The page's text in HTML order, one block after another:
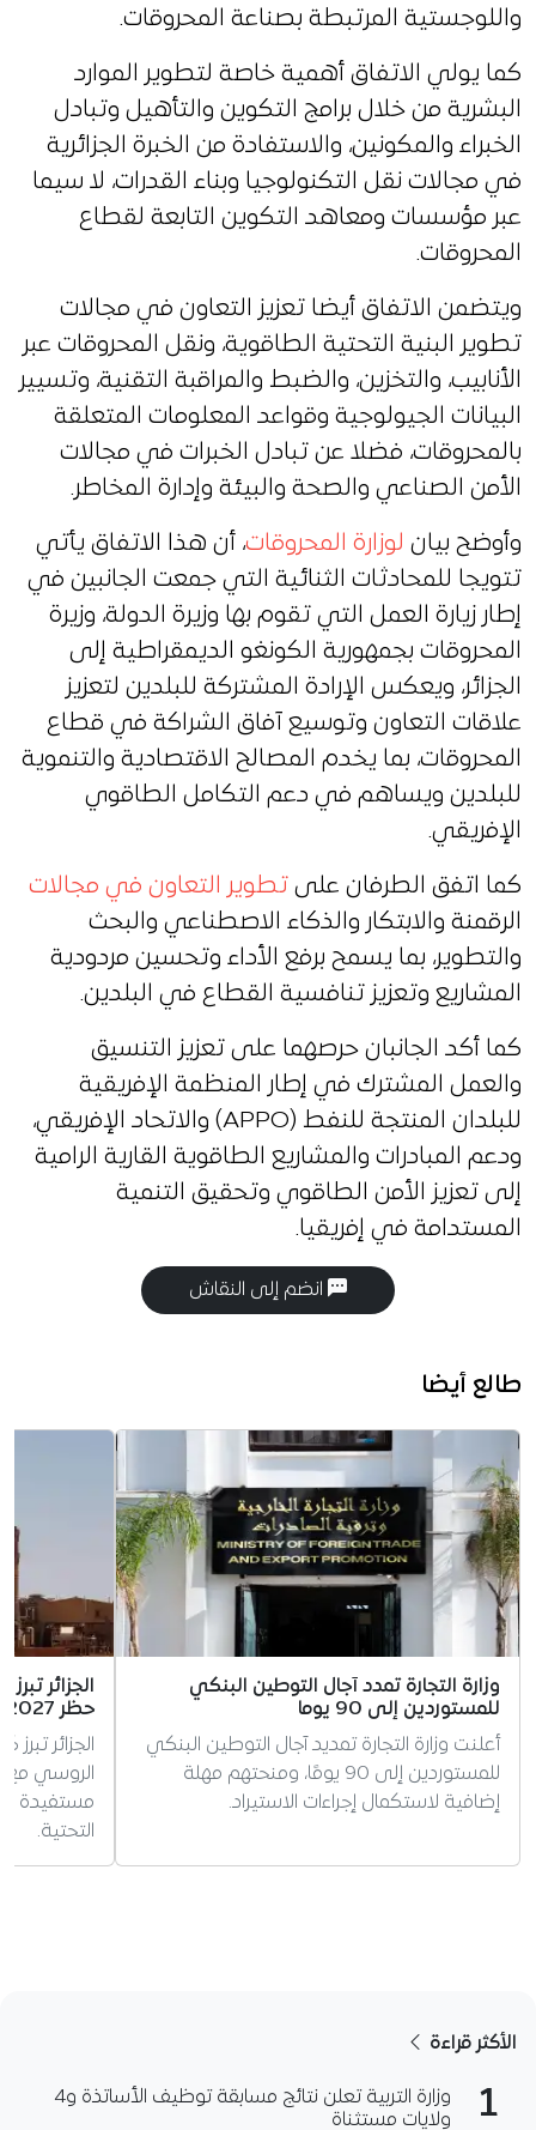
واللوجستية المرتبطة بصناعة المحروقات.
كما يولي الاتفاق أهمية خاصة لتطوير الموارد
البشرية من خلال برامج التكوين والتأهيل وتبادل
الخبراء والمكونين، والاستفادة من الخبرة الجزائرية
في مجالات نقل التكنولوجيا وبناء القدرات، لا سيما
عبر مؤسسات ومعاهد التكوين التابعة لقطاع
المحروقات.
ويتضمن الاتفاق أيضا تعزيز التعاون في مجالات
تطوير البنية التحتية الطاقوية، ونقل المحروقات عبر
الأنابيب، والتخزين، والضبط والمراقبة التقنية، وتسيير
البيانات الجيولوجية وقواعد المعلومات المتعلقة
بالمحروقات، فضلا عن تبادل الخبرات في مجالات
الأمن الصناعي والصحة والبيئة وإدارة المخاطر.
وأوضح بيان لوزارة المحروقات، أن هذا الاتفاق يأتي
تتويجا للمحادثات الثنائية التي جمعت الجانبين في
إطار زيارة العمل التي تقوم بها وزيرة الدولة، وزيرة
المحروقات بجمهورية الكونغو الديمقراطية إلى
الجزائر، ويعكس الإرادة المشتركة للبلدين لتعزيز
علاقات التعاون وتوسيع آفاق الشراكة في قطاع
المحروقات، بما يخدم المصالح الاقتصادية والتنموية
للبلدين ويساهم في دعم التكامل الطاقوي
الإفريقي.
كما اتفق الطرفان على تطوير التعاون في مجالات
الرقمنة والابتكار والذكاء الاصطناعي والبحث
والتطوير، بما يسمح برفع الأداء وتحسين مردودية
المشاريع وتعزيز تنافسية القطاع في البلدين.
كما أكد الجانبان حرصهما على تعزيز التنسيق
والعمل المشترك في إطار المنظمة الإفريقية
للبلدان المنتجة للنفط (APPO) والاتحاد الإفريقي،
ودعم المبادرات والمشاريع الطاقوية القارية الرامية
إلى تعزيز الأمن الطاقوي وتحقيق التنمية
المستدامة في إفريقيا.
انضم إلى النقاش
طالع أيضا
وزارة التجارة تمدد آجال التوطين البنكي
للمستوردين إلى 90 يوما
أعلنت وزارة التجارة تمديد آجال التوطين البنكي
للمستوردين إلى 90 يومًا، ومنحتهم مهلة
إضافية لاستكمال إجراءات الاستيراد.
الجزائر
حظر 2027
الجزائر تبرز
مستفيدة
التحتية.
الأكثر قراءة
1
وزارة التربية تعلن نتائج مسابقة توظيف الأساتذة و4
ولايات مستثناة